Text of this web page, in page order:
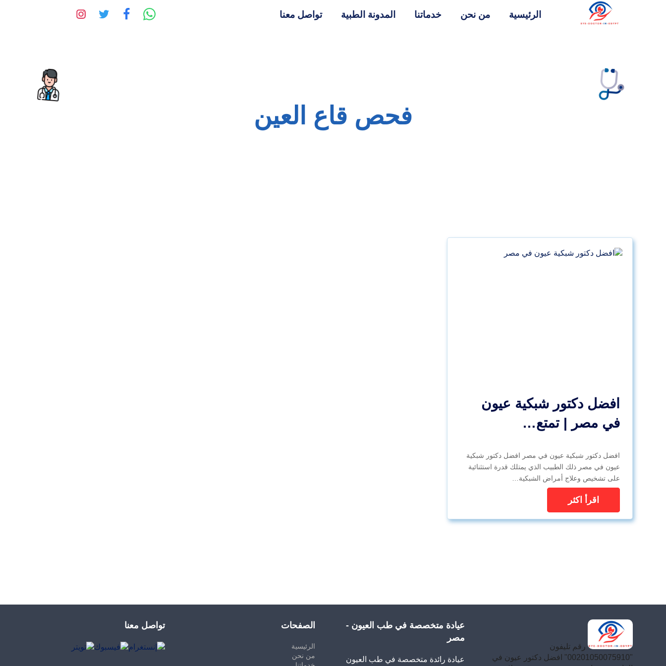
الرئيسية من نحن خدماتنا المدونة الطبية تواصل معنا
فحص قاع العين
افضل دكتور شبكية عيون
في مصر | تمتع…
افضل دكتور شبكية عيون في مصر افضل دكتور شبكية
عيون في مصر ذلك الطبيب الذي يمتلك قدرة استثنائية
على تشخيص وعلاج أمراض الشبكية…
اقرأ اكثر
رقم تليفون
"00201050075910" افضل دكتور عيون في
عيادة متخصصة في طب العيون -
مصر
عيادة رائدة متخصصة في طب العيون
الصفحات
الرئيسية
من نحن
تواصل معنا